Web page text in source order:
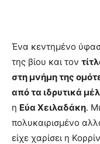
Ένα κεντημένο
της βίου και τον
στη μνήμη της
από τα ιδρυτικά
η Εύα Χειλαδάκη.
πολυκαιρισμένο
είχε χαρίσει η